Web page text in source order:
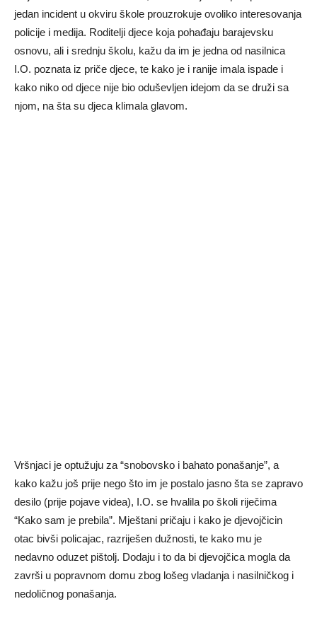
jedan incident u okviru škole prouzrokuje ovoliko interesovanja
policije i medija. Roditelji djece koja pohađaju barajevsku
osnovu, ali i srednju školu, kažu da im je jedna od nasilnica
I.O. poznata iz priče djece, te kako je i ranije imala ispade i
kako niko od djece nije bio oduševljen idejom da se druži sa
njom, na šta su djeca klimala glavom.
Vršnjaci je optužuju za “snobovsko i bahato ponašanje”, a
kako kažu još prije nego što im je postalo jasno šta se zapravo
desilo (prije pojave videa), I.O. se hvalila po školi riječima
“Kako sam je prebila”. Mještani pričaju i kako je djevojčicin
otac bivši policajac, razriješen dužnosti, te kako mu je
nedavno oduzet pištolj. Dodaju i to da bi djevojčica mogla da
završi u popravnom domu zbog lošeg vladanja i nasilničkog i
nedoličnog ponašanja.